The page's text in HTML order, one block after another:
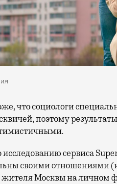
поэтому
исследованию сервиса
своими отношениями
жителя Москвы на личном